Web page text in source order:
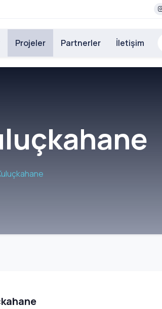
Projeler Partnerler İletişim